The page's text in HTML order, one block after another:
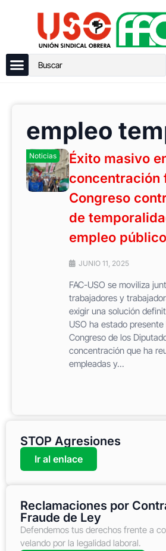
empleo
Noticias
Éxito masivo
concentración
Congreso
de
empleo público
JUNIO 11, 2025
FAC-USO se moviliza
trabajadores y
exigir una solución
USO ha estado
Congreso de los
concentración que ha
empleadas y...
STOP Agresiones
Ir al enlace
Reclamaciones por
Fraude de Ley
Defendemos tus derechos frente a
velando por la legalidad laboral.